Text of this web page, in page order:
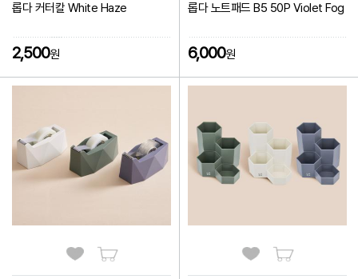
롭다 커터칼 White Haze
2,500원
롭다 노트패드 B5 50P Violet Fog
6,000원